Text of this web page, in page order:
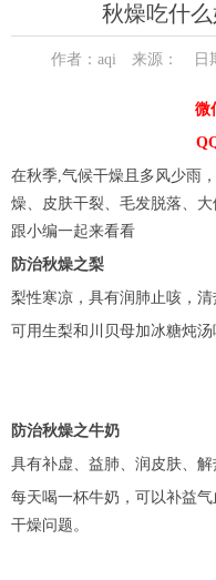
秋燥吃什
作者：aqi 来源： 日
微
在秋季,气候干燥且多风少雨
燥、皮肤干裂、毛发脱落、
跟小编一起来看看
防治秋燥之梨
梨性寒凉，具有润肺止咳，清
可用生梨和川贝母加冰糖炖
防治秋燥之牛奶
具有补虚、益肺、润皮肤、解
每天喝一杯牛奶，可以补益
干燥问题。